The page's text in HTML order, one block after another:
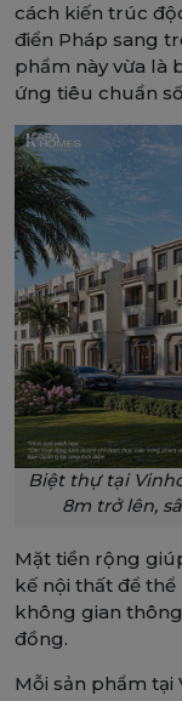
cách kiến trúc
điển Pháp sang
phẩm này vừa là
ứng tiêu chuẩn
Biệt thự tại
8m trở lên,
Mặt tiền rộng
kế nội thất để
không gian
đồng.
Mỗi sản phẩm tại